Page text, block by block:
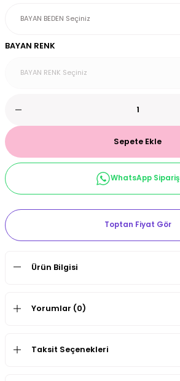
BAYAN RENK
Sepete Ekle
WhatsApp Sipariş
Toptan Fiyat Gör
Ürün Bilgisi
Yorumlar (0)
Taksit Seçenekleri